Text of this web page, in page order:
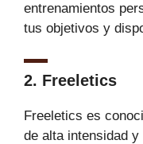
entrenamientos
tus objetivos y
2. Freeletics
Freeletics es
de alta intensidad